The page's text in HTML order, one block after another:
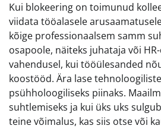
Kui blokeering on toimunud
viidata tööalasele
kõige professionaalsem samm
osapoole, näiteks juhataja või
vahendusel, kui tööülesanded
koostööd. Ära lase
psühholoogiliseks piinaks.
suhtlemiseks ja kui üks uks
teine võimalus, kas siis otse või